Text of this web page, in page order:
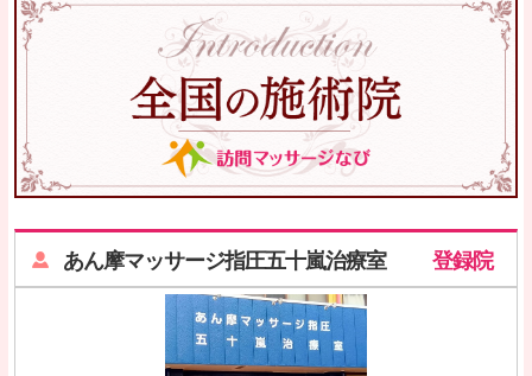
あん摩マッサージ指圧五十嵐治療室 登録院